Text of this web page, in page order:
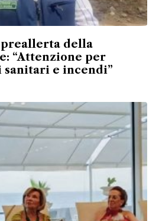
della
“Attenzione per
e incendi”